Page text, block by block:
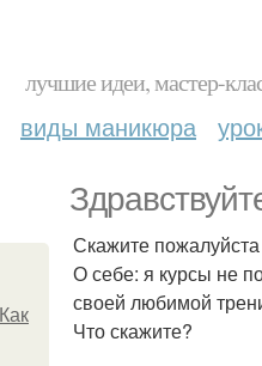
лучшие идеи, мастер-
виды маникюра
Скажите
О себе: я курсы не
своей любимой
Что скажите?